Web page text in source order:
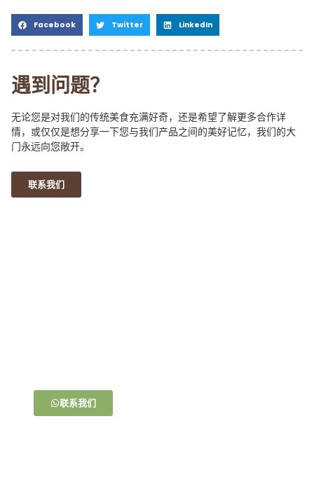
Facebook Twitter LinkedIn
遇到问题？
无论您是对我们的传统美食充满好奇，还是希望了解更多合作详
情，或仅仅是想分享一下您与我们产品之间的美好记忆，我们的大
门永远向您敞开。
联系我们
联系我们